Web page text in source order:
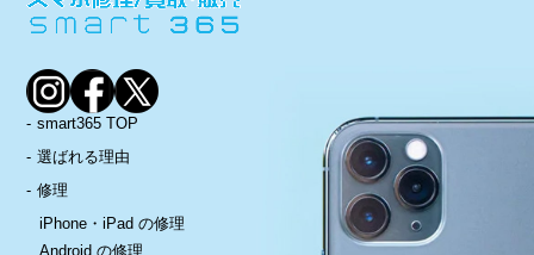
smart365 TOP
選ばれる理由
修理
iPhone・iPad の修理
Android の修理